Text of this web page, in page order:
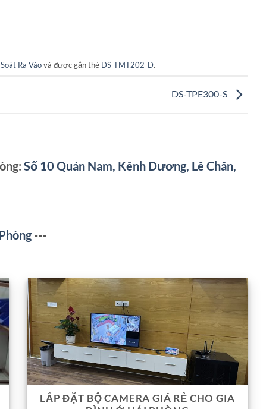
Ra Vàovà được gắn thẻ DS-TMT202-D.
DS-TPE300-S
Số 10 Quán Nam, Kênh Dương, Lê Chân,
---
LẮP ĐẶT BỘ CAMERA GIÁ RẺ CHO GIA